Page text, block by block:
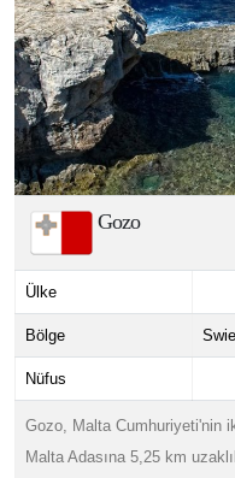
Gozo
Ülke
Bölge
Nüfus
Gozo, Malta Cumhuriyeti'nin
Malta Adasına 5,25 km